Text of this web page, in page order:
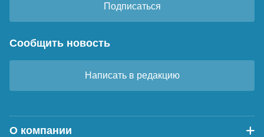
Подписаться
Сообщить новость
Написать в редакцию
О компании